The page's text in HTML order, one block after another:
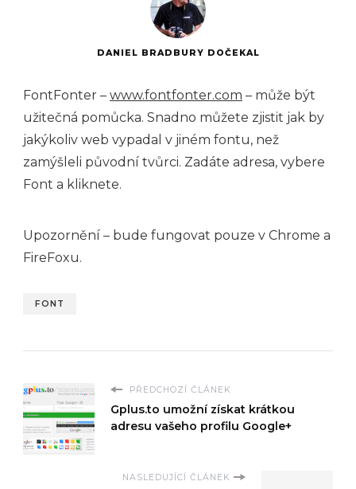
DANIEL BRADBURY DOČEKAL
FontFonter – www.fontfonter.com – může být
užitečná pomůcka. Snadno můžete zjistit jak by
jakýkoliv web vypadal v jiném fontu, než
zamýšleli původní tvůrci. Zadáte adresa, vybere
Font a kliknete.
Upozornění – bude fungovat pouze v Chrome a
FireFoxu.
FONT
PŘEDCHOZÍ ČLÁNEK
Gplus.to umožní získat krátkou
adresu vašeho profilu Google+
NASLEDUJÍCÍ ČLÁNEK